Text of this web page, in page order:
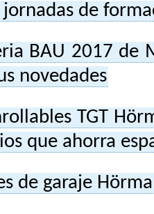
jornadas de
BAU 2017 de
novedades
TGT
que ahorra
de garaje